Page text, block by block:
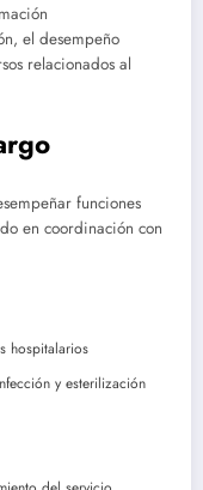
el desempeño
relacionados al
funciones
en coordinación con
hospitalarios
y esterilización